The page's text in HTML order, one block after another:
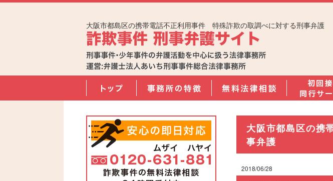
大阪市都島区の携帯電話不正利用事件 特殊詐欺の取調べに対する刑事弁護
大阪市都島区の携
事弁護
2018/06/28